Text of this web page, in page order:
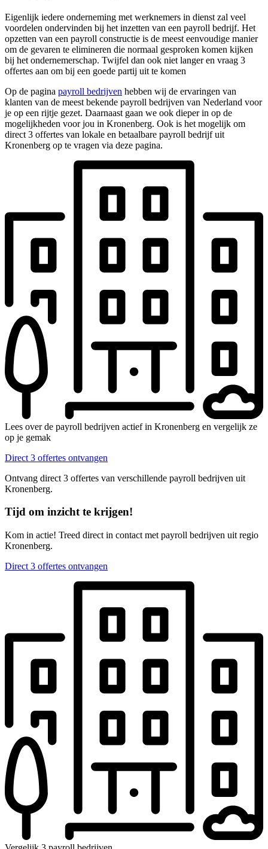
Eigenlijk iedere onderneming met werknemers in dienst zal veel
voordelen ondervinden bij het inzetten van een payroll bedrijf. Het
opzetten van een payroll constructie is de meest eenvoudige manier
om de gevaren te elimineren die normaal gesproken komen kijken
bij het ondernemerschap. Twijfel dan ook niet langer en vraag 3
offertes aan om bij een goede partij uit te komen
Op de pagina payroll bedrijven hebben wij de ervaringen van
klanten van de meest bekende payroll bedrijven van Nederland voor
je op een rijtje gezet. Daarnaast gaan we ook dieper in op de
mogelijkheden voor jou in Kronenberg. Ook is het mogelijk om
direct 3 offertes van lokale en betaalbare payroll bedrijf uit
Kronenberg op te vragen via deze pagina.
Lees over de payroll bedrijven actief in Kronenberg en vergelijk ze
op je gemak
Direct 3 offertes ontvangen
Ontvang direct 3 offertes van verschillende payroll bedrijven uit
Kronenberg.
Tijd om inzicht te krijgen!
Kom in actie! Treed direct in contact met payroll bedrijven uit regio
Kronenberg.
Direct 3 offertes ontvangen